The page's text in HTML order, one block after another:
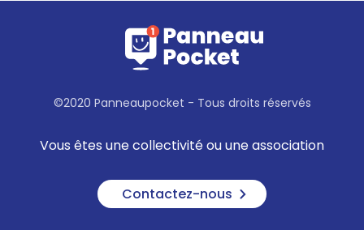
©2020 Panneaupocket - Tous droits réservés
Vous êtes une collectivité ou une association
Contactez-nous